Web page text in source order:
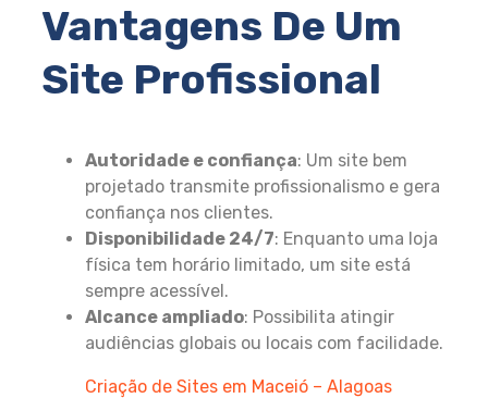
Vantagens De Um
Site Profissional
Autoridade e confiança: Um site bem
projetado transmite profissionalismo e gera
confiança nos clientes.
Disponibilidade 24/7: Enquanto uma loja
física tem horário limitado, um site está
sempre acessível.
Alcance ampliado: Possibilita atingir
audiências globais ou locais com facilidade.
Criação de Sites em Maceió – Alagoas